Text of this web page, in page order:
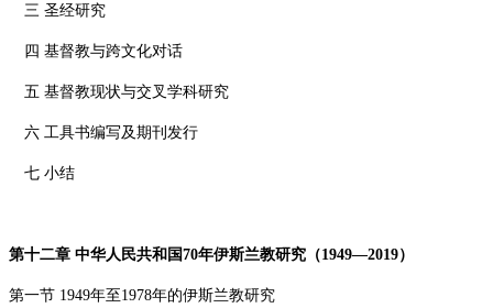
三 圣经研究
四 基督教与跨文化对话
五 基督教现状与交叉学科研究
六 工具书编写及期刊发行
七 小结
第十二章 中华人民共和国70年伊斯兰教研究（1949—2019）
第一节 1949年至 1978年的伊斯兰教研究